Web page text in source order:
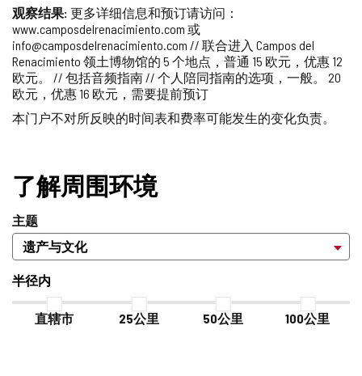
观察结果: 更多详细信息和预订请访问：
www.camposdelrenacimiento.com 或
info@camposdelrenacimiento.com // 联合进入 Campos del
Renacimiento 领土博物馆的 5 个地点，普通 15 欧元，优惠 12
欧元。 // 包括音频指南 // 个人陪同指南的选项，一般。 20
欧元，优惠 16 欧元，需要提前预订
本门户不对所反映的时间表和费率可能发生的变化负责。
了解周围环境
主题
半径内
直辖市 25公里 50公里 100公里